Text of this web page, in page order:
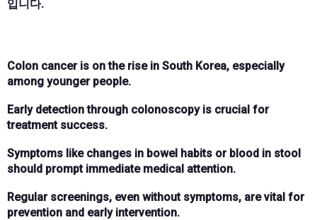
입니다.
Colon cancer is on the rise in South Korea, especially
among younger people.
Early detection through colonoscopy is crucial for
treatment success.
Symptoms like changes in bowel habits or blood in stool
should prompt immediate medical attention.
Regular screenings, even without symptoms, are vital for
prevention and early intervention.